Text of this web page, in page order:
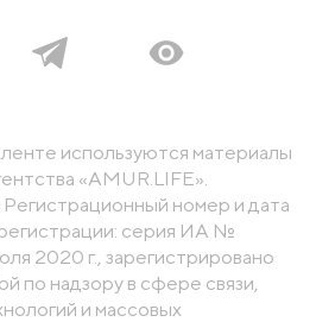
используются материалы
«AMUR.LIFE».
номер и дата
серия ИА №
2020 г., зарегистрировано
по надзору в сфере связи,
и массовых